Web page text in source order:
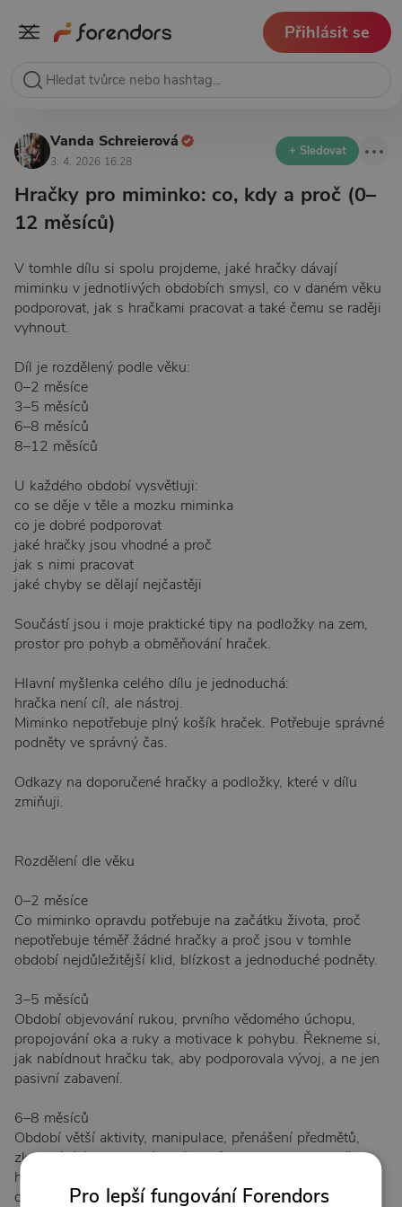
Přihlásit se
Vanda Schreierová
3. 4. 2026 16:28
+ Sledovat
Hračky pro miminko: co, kdy a proč (0–
12 měsíců)
V tomhle dílu si spolu projdeme, jaké hračky dávají
miminku v jednotlivých obdobích smysl, co v daném věku
podporovat, jak s hračkami pracovat a také čemu se raději
vyhnout.
Díl je rozdělený podle věku:
0–2 měsíce
3–5 měsíců
6–8 měsíců
8–12 měsíců
U každého období vysvětluji:
co se děje v těle a mozku miminka
co je dobré podporovat
jaké hračky jsou vhodné a proč
jak s nimi pracovat
jaké chyby se dělají nejčastěji
Součástí jsou i moje praktické tipy na podložky na zem,
prostor pro pohyb a obměňování hraček.
Hlavní myšlenka celého dílu je jednoduchá:
hračka není cíl, ale nástroj.
Miminko nepotřebuje plný košík hraček. Potřebuje správné
podněty ve správný čas.
Odkazy na doporučené hračky a podložky, které v dílu
zmiňuji.
Rozdělení dle věku
0–2 měsíce
Co miminko opravdu potřebuje na začátku života, proč
nepotřebuje téměř žádné hračky a proč jsou v tomhle
období nejdůležitější klid, blízkost a jednoduché podněty.
3–5 měsíců
Období objevování rukou, prvního vědomého úchopu,
propojování oka a ruky a motivace k pohybu. Řekneme si,
jak nabídnout hračku tak, aby podporovala vývoj, a ne jen
pasivní zabavení.
6–8 měsíců
Období větší aktivity, manipulace, přenášení předmětů,
zkoumání ústy a prvních přesunů v prostoru. Tady už
hračky mohou být krásnou motivací k pohybu a
objevování.Pro lepší fungování Forendors